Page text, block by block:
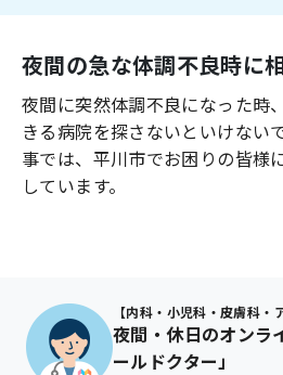
よくあるご質問
夜間の急な体調不良時に
夜間に突然体調不良になった時
きる病院を探さないといけない
事では、 平川市でお困りの皆様
しています。
【内科・小児科・皮膚科・
夜間・休日のオンラ
ールドクター」